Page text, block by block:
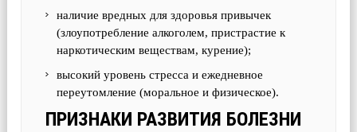
наличие вредных для здоровья привычек
(злоупотребление алкоголем, пристрастие к
наркотическим веществам, курение);
высокий уровень стресса и ежедневное
переутомление (моральное и физическое).
ПРИЗНАКИ РАЗВИТИЯ БОЛЕЗНИ